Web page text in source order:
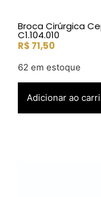
Broca Cirúrgica
C1.104.010
R$ 71,50
62 em estoque
Adicionar ao